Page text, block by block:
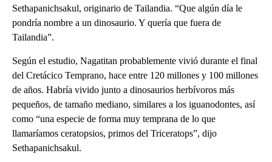
Sethapanichsakul, originario de Tailandia. “Que algún día le
pondría nombre a un dinosaurio. Y quería que fuera de
Tailandia”.
Según el estudio, Nagatitan probablemente vivió durante el final
del Cretácico Temprano, hace entre 120 millones y 100 millones
de años. Habría vivido junto a dinosaurios herbívoros más
pequeños, de tamaño mediano, similares a los iguanodontes, así
como “una especie de forma muy temprana de lo que
llamaríamos ceratopsios, primos del Triceratops”, dijo
Sethapanichsakul.